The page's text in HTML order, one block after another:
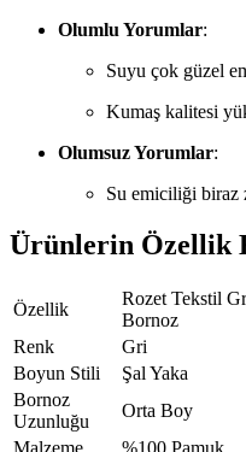
Olumlu Yorumlar:
Suyu çok güzel
Kumaş kalitesi
Olumsuz Yorumlar:
Su emiciliği biraz
Ürünlerin Özellik
Özellik
Rozet Tekstil
Bornoz
Renk
Gri
Boyun Stili
Şal Yaka
Bornoz
Uzunluğu
Orta Boy